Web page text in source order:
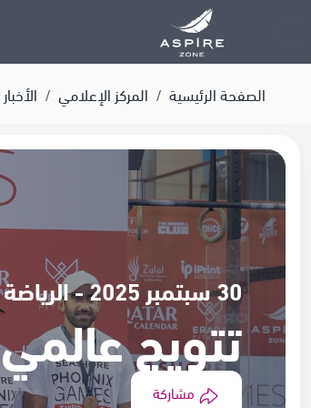
الصفحة الرئيسية المركز الإعلامي الأخبار
30 سبتمبر 2025 - الرياضة
تتويج
مشاركة